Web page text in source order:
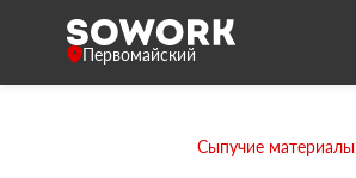
Первомайский
Сыпучие материалы